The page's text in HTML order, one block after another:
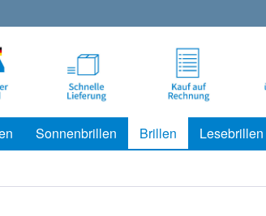
Sonnenbrillen Brillen Lesebrillen